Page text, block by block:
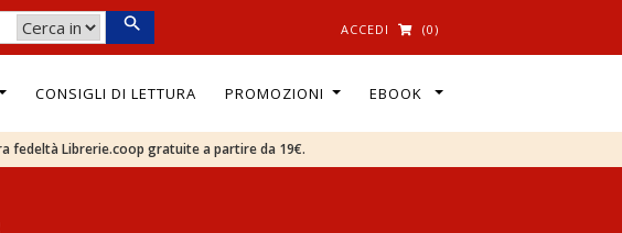
ACCEDI (0)
CONSIGLI DI LETTURA PROMOZIONI EBOOK
fedeltà Librerie.coop gratuite a partire da 19€.